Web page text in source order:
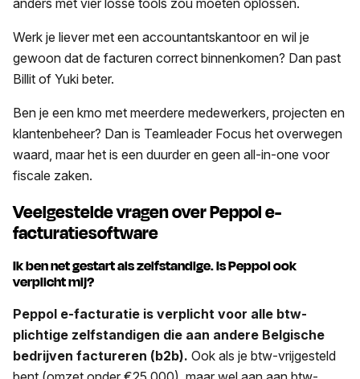
Werk je liever met een accountantskantoor en wil je
gewoon dat de facturen correct binnenkomen? Dan past
Billit of Yuki beter.
Ben je een kmo met meerdere medewerkers, projecten en
klantenbeheer? Dan is Teamleader Focus het overwegen
waard, maar het is een duurder en geen all-in-one voor
fiscale zaken.
Veelgestelde vragen over Peppol e-
facturatiesoftware
Ik ben net gestart als zelfstandige. Is Peppol ook
verplicht mij?
Peppol e-facturatie is verplicht voor alle btw-
plichtige zelfstandigen die aan andere Belgische
bedrijven factureren (b2b). Ook als je btw-vrijgesteld